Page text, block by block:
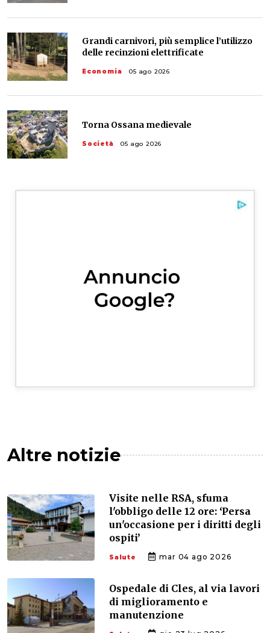
Grandi carnivori, più semplice l’utilizzo
delle recinzioni elettrificate
Economia 05 ago 2026
Torna Ossana medievale
Società 05 ago 2026
Altre notizie
Visite nelle RSA, sfuma
l'obbligo delle 12 ore: ‘Persa
un'occasione per i diritti degli
ospiti’
Salute mar 04 ago 2026
Ospedale di Cles, al via lavori
di miglioramento e
manutenzione